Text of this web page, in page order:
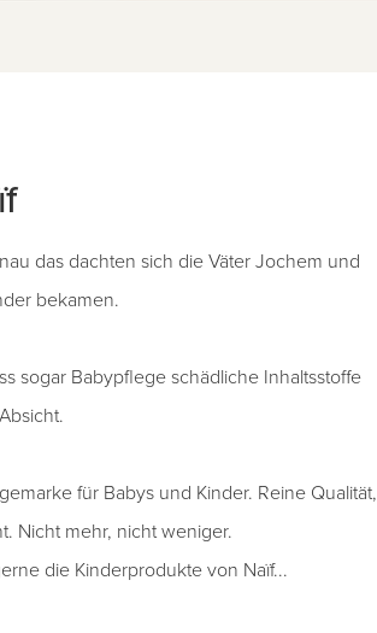
das dachten sich die Väter Jochem und
bekamen.
sogar Babypflege schädliche Inhaltsstoffe
für Babys und Kinder. Reine Qualität,
Nicht mehr, nicht weniger.
die Kinderprodukte von Naïf...